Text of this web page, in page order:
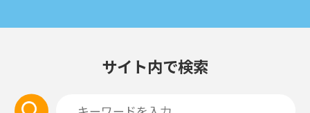
サイト内で検索